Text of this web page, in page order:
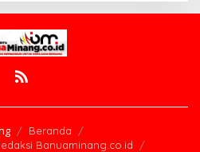
Beranda
Banuaminang.co.id